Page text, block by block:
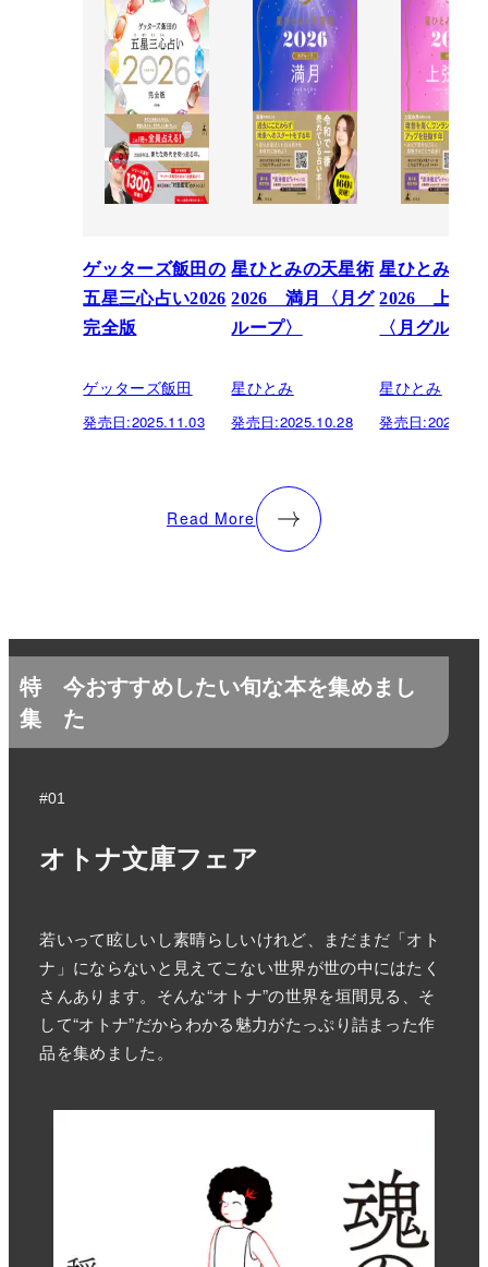
ゲッターズ飯田の
五星三心占い2026
完全版
ゲッターズ飯田
発売日:2025.11.03
星ひとみの天星術
2026 満月〈月グ
ループ〉
星ひとみ
発売日:2025.10.28
星ひとみの
2026 上弦
〈月グルー
星ひとみ
発売日:
Read More
特
集
今おすすめしたい旬な本を集めまし
た
#01
オトナ文庫フェア
若いって眩しいし素晴らしいけれど、まだまだ「オト
ナ」にならないと見えてこない世界が世の中にはたく
さんあります。そんな“オトナ”の世界を垣間見る、そ
して“オトナ”だからわかる魅力がたっぷり詰まった作
品を集めました。